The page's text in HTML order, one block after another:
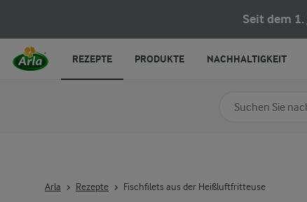
Seit dem
Arla Rezepte Fischfilets aus der Heißluftfritteuse
Nach Kategorie
REZEPTE PRODUKTE NACHHALTIGKEIT